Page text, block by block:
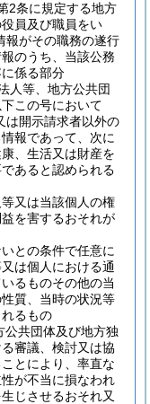
2条に規定する地方
員及び職員をい
報がその職務の遂行
のうち、当該公務
係る部分
人等、地方公共団
この号において
は開示請求者以外の
報であって、次に
、生活又は財産を
あると認められる
又は当該個人の権
を害するおそれが
との条件で任意に
は個人における通
るものその他の当
質、当時の状況等
るもの
公共団体及び地方独
審議、検討又は協
とにより、率直な
が不当に損なわれ
じさせるおそれ又